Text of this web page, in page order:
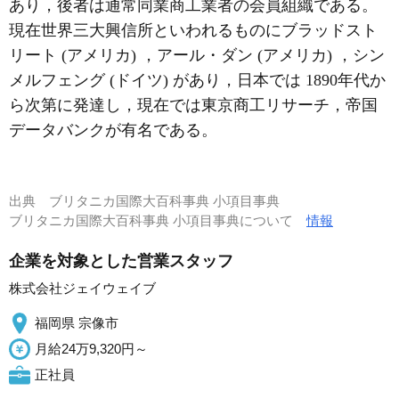
あり，後者は通常同業商工業者の会員組織である。
現在世界三大興信所といわれるものにブラッドスト
リート (アメリカ) ，アール・ダン (アメリカ) ，シン
メルフェング (ドイツ) があり，日本では 1890年代か
ら次第に発達し，現在では東京商工リサーチ，帝国
データバンクが有名である。
出典 ブリタニカ国際大百科事典 小項目事典
ブリタニカ国際大百科事典 小項目事典について情報
企業を対象とした営業スタッフ
株式会社ジェイウェイブ
福岡県 宗像市
月給24万9,320円～
正社員